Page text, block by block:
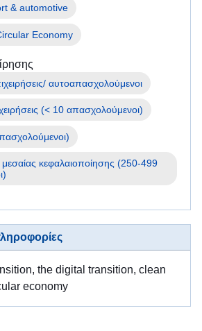
τα
που
από
πόλεμο
στην
Ουκρανία
πληροφορίες
για
επιχειρήσεις
& automotive
Economy
(< 10 απασχολούμενοι)
μεσαίας κεφαλαιοποίησης (250-499
the digital transition, clean
economy